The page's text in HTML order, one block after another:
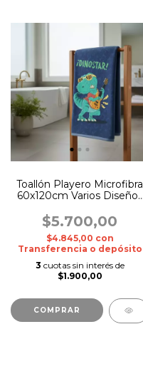
Toallón Playero Microfibra
60x120cm Varios Diseños
$5.700,00
$4.845,00 con
Transferencia o depósito
3 cuotas sin interés de
$1.900,00
COMPRAR